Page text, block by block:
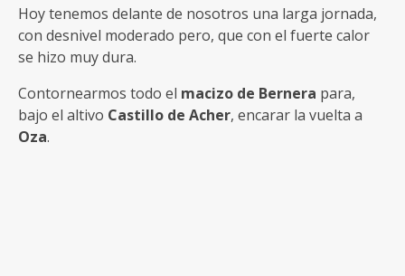
Hoy tenemos delante de nosotros una larga jornada,
con desnivel moderado pero, que con el fuerte calor
se hizo muy dura.
Contornearmos todo el macizo de Bernera para,
bajo el altivo Castillo de Acher, encarar la vuelta a
Oza.